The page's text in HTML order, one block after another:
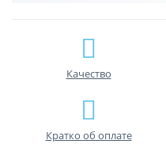
Качество
Кратко об оплате